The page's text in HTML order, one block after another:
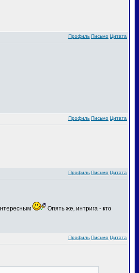
Профиль Письмо Цитата
Профиль Письмо Цитата
Профиль Письмо Цитата
Опять же, интрига - кто
Профиль Письмо Цитата